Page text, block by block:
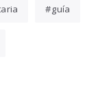
guía